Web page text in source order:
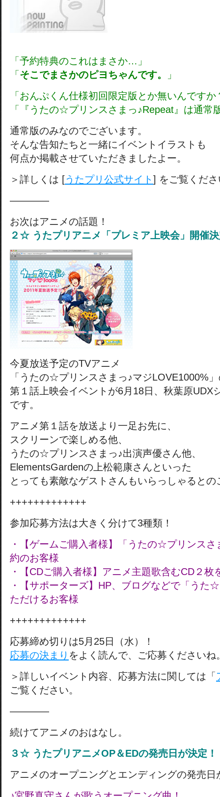
「予約特典のこれはまさか…」
「 そこでまさかのピヨちゃんです。
」
「おんぷくん仕様初回限定版とか無いんですか
「『うたの☆プリンスさまっ♪Repeat』は通常
通常版のみなのでございます。
そんな告知たちと一緒にイベントイラストも
何点か掲載させていただきましたよー。
＞詳しくは [うたプリ公式サイト ] をご覧くだ
————
お次はアニメの話題！
２☆ うたプリアニメ「プレミア上映会」開催
今夏放送予定のTVアニメ
「うたの☆プリンスさまっ♪マジLOVE1000%
第１話上映会イベントが6月18日、秋葉原UDX
です。
アニメ第１話を放送より一足お先に、
スクリーンで楽しめる他、
うたの☆プリンスさまっ♪出演声優さん他、
ElementsGardenの上松範康さんといった
とっても素敵なゲストさんもいらっしゃるとの
+++++++++++++
参加応募方法は大きく分けて3種類！
・【ゲームご購入者様】「うたの☆プリンスさ
約のお客様
・【CDご購入者様】アニメ主題歌含むCD２枚
・【サポーターズ】HP、ブログなどで「うた
ただけるお客様
+++++++++++++
応募締め切りは5月25日（水）！
応募の決まり をよく読んで、ご応募くださいね
＞詳しいイベント内容、応募方法に関しては「
ご覧ください。
————
続けてアニメのおはなし。
３☆ うたプリアニメOP＆EDの発売日が決定！
アニメのオープニングとエンディングの発売